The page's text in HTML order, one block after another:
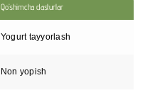
Qo’shimcha dasturlar
Yogurt tayyorlash
Non yopish